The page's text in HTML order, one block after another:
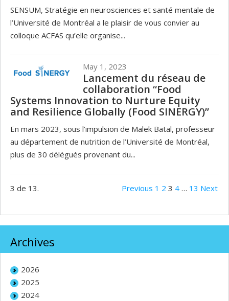
SENSUM, Stratégie en neurosciences et santé mentale de
l’Université de Montréal a le plaisir de vous convier au
colloque ACFAS qu’elle organise...
May 1, 2023
Lancement du réseau de
collaboration “Food
Systems Innovation to Nurture Equity
and Resilience Globally (Food SINERGY)”
En mars 2023, sous l’impulsion de Malek Batal, professeur
au département de nutrition de l’Université de Montréal,
plus de 30 délégués provenant du...
3 de 13. Previous 1 2 3 4 … 13 Next
Archives
2026
2025
2024